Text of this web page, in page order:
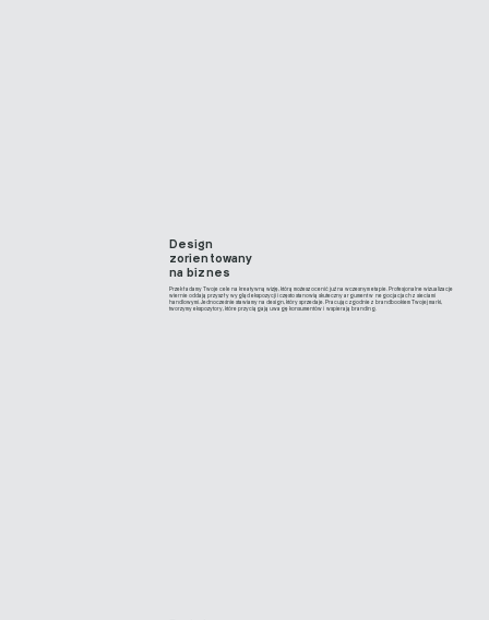
Design
zorientowany
na biznes
Przekładamy Twoje cele na kreatywną wizję, którą możesz ocenić już na wczesnym etapie. Profesjonalne wizualizacje
wiernie oddają przyszły wygląd ekspozycji i często stanowią skuteczny argument w negocjacjach z sieciami
handlowymi. Jednocześnie stawiamy na design, który sprzedaje. Pracując zgodnie z brandbookiem Twojej marki,
tworzymy ekspozytory, które przyciągają uwagę konsumentów i wspierają branding.